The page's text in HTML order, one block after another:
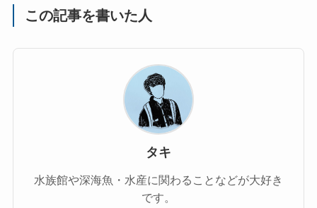
この記事を書いた人
タキ
水族館や深海魚・水産に関わることなどが大好き
です。